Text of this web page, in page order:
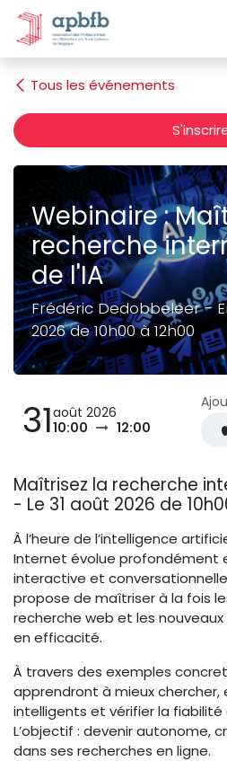
Se rendre au contenu
Tous les événements
Webinaire :
recherche
de l'IA
Frédéric Dedobbeleer -
2026 de 10h00 à 12h00
31août 2026
10:00
12:00
Maîtrisez la recherche
- Le 31 août 2026 de
À l’heure de l’intelligence
Internet évolue profondément
interactive et
propose de maîtriser à la fois
recherche web et les nouveaux
en efficacité.
À travers des exemples
apprendront à mieux chercher,
intelligents et vérifier la fiabilité
L’objectif : devenir autonome,
dans ses recherches en ligne.